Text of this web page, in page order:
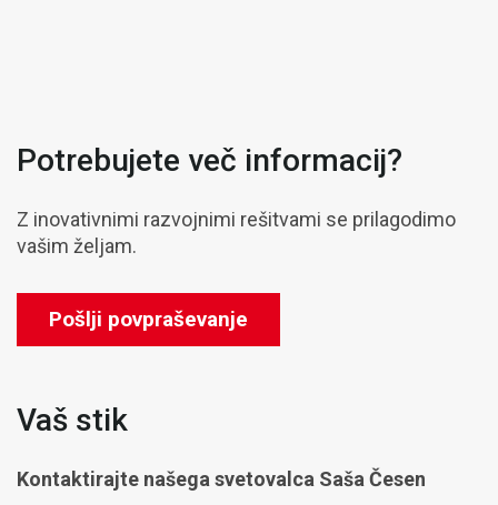
Potrebujete več informacij?
Z inovativnimi razvojnimi rešitvami se prilagodimo
vašim željam.
Pošlji povpraševanje
Vaš stik
Kontaktirajte našega svetovalca Saša Česen